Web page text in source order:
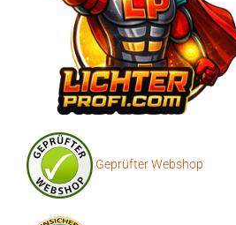
Geprüfter Webshop